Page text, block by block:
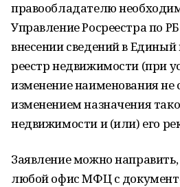
правообладателю
Управление Росреестра по
внесении сведений в
реестр недвижимости (при
изменение наименования не
изменением назначения
недвижимости и (или) его
Заявление можно
любой офис МФЦ с